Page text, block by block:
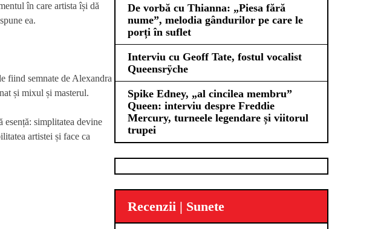
în care artista își dă
ea.
fiind semnate de Alexandra
și mixul și masterul.
esență: simplitatea devine
artistei și face ca
De vorbă cu Thianna: „Piesa fără
nume”, melodia gândurilor pe care le
porți în suflet
Interviu cu Geoff Tate, fostul vocalist
Queensrÿche
Spike Edney, „al cincilea membru”
Queen: interviu despre Freddie
Mercury, turneele legendare și viitorul
trupei
Recenzii | Sunete